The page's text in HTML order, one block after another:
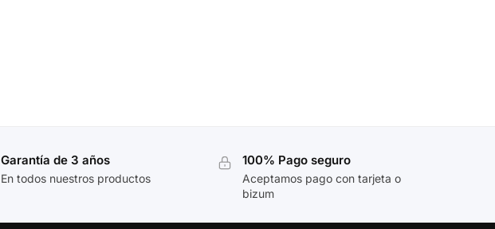
Garantía de 3 años
En todos nuestros productos
100% Pago seguro
Aceptamos pago con tarjeta o
bizum